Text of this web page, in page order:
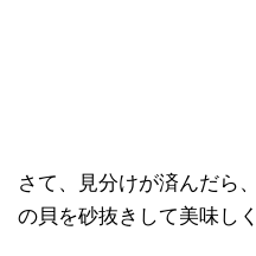
さて、見分けが済んだら
の貝を砂抜きして美味し